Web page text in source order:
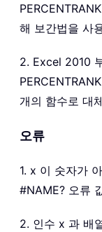
해 보간법을 사
2. Excel 2010
개의 함수로 대
오류
1. x 이 숫자가
#NAME? 오류
2. 인수 x 과 배